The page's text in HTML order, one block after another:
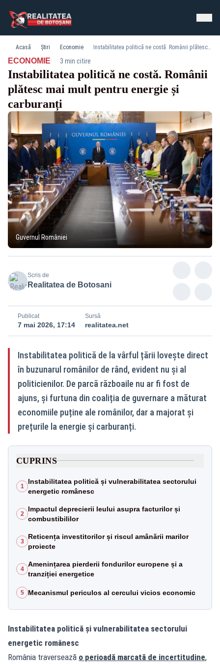
Acasă Știri Economie Instabilitatea politică ne costă. Românii plătesc mai mult pentru energie și carburanți
ECONOMIE· 3 min citire
Instabilitatea politică ne costă. Românii
plătesc mai mult pentru energie și
carburanți
Guvernul României
Scris de
Realitatea de Botosani
Publicat
7 mai 2026, 17:14
Sursă
realitatea.net
Instabilitatea politică de la vârful țării lovește direct
în buzunarul românilor de rând, evident nu și al
politicienilor. De parcă războaile nu ar fi fost de
ajuns, și furtuna din coaliția de guvernare a măturat
economiile puține ale românilor, dar a majorat și
prețurile la energie și carburanți.
CUPRINS
1
Instabilitatea politică și vulnerabilitatea sectorului
energetic românesc
2
Impactul deprecierii leului asupra facturilor și
combustibililor
3
Reticența investitorilor și riscul amânării marilor
proiecte
4
Amenințarea pierderii fondurilor europene și a
tranziției energetice
5 Mecanismul periculos al cercului vicios economic
Instabilitatea politică și vulnerabilitatea sectorului
energetic românesc
România traversează o perioadă marcată de incertitudine,